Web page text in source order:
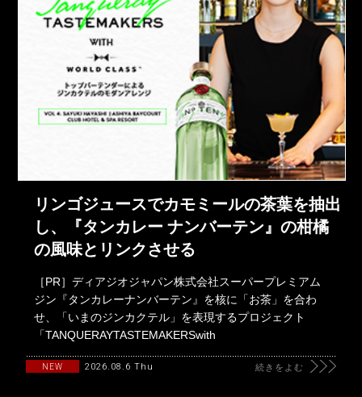
リンゴジュースでカモミールの茶葉を抽出
し、『タンカレー ナンバーテン』の柑橘
の風味とリンクさせる
［PR］ディアジオジャパン株式会社スーパープレミアム
ジン『タンカレーナンバーテン』を核に「お茶」を合わ
せ、「いまのジンカクテル」を表現するプロジェクト
「TANQUERAYTASTEMAKERSwith
NEW 2026.08.6 Thu 続きをよむ